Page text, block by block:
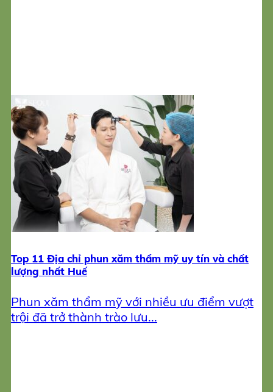
Top 11 Địa chỉ phun xăm thẩm mỹ uy tín và chất
lượng nhất Huế
Phun xăm thẩm mỹ với nhiều ưu điểm vượt
trội đã trở thành trào lưu...